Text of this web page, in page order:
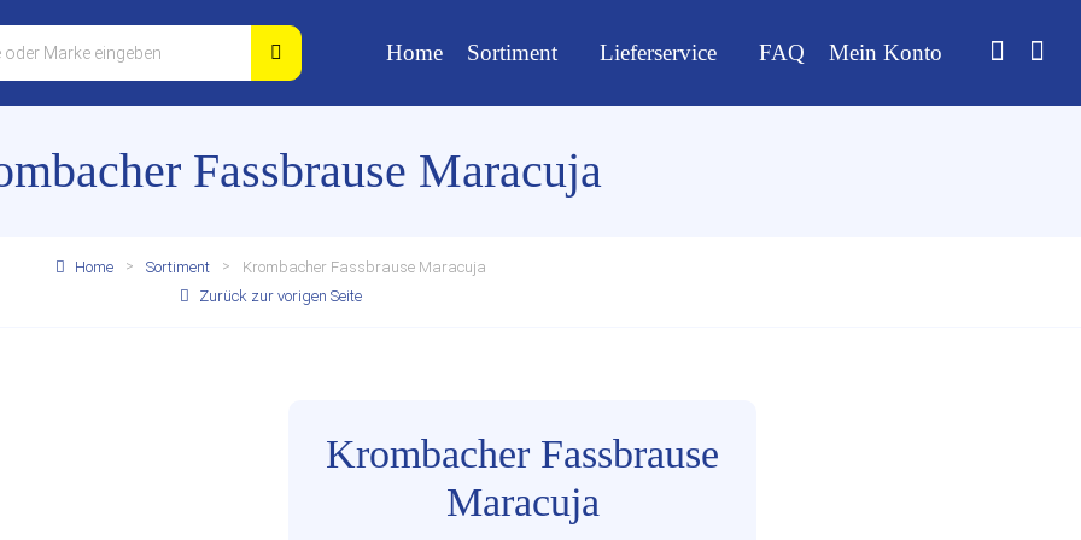
Home Sortiment Lieferservice FAQ Mein Konto
Fassbrause Maracuja
Home Sortiment
Krombacher Fassbrause Maracuja
Zurück zur vorigen Seite
Krombacher Fassbrause
Maracuja